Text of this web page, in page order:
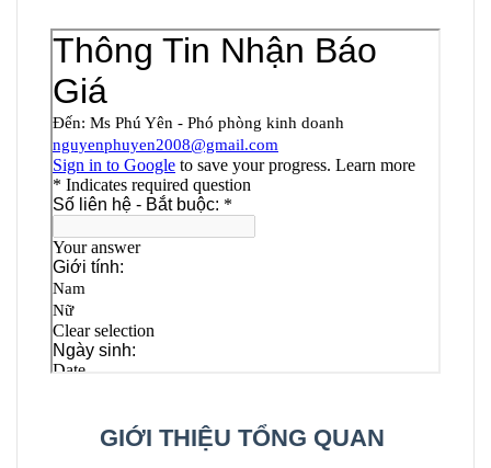
GIỚI THIỆU TỔNG QUAN